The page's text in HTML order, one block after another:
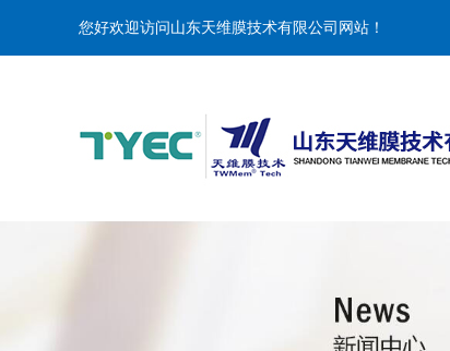
您好欢迎访问山东天维膜技术有限公司网站！